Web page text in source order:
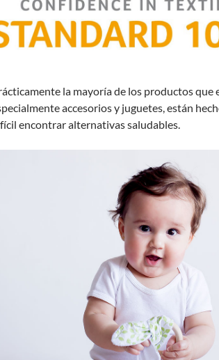
la mayoría de los productos que
accesorios y juguetes, están
encontrar alternativas saludables.